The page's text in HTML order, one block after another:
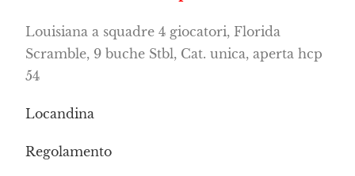
Louisiana a squadre 4 giocatori, Florida
Scramble, 9 buche Stbl, Cat. unica, aperta hcp
54
Locandina
Regolamento